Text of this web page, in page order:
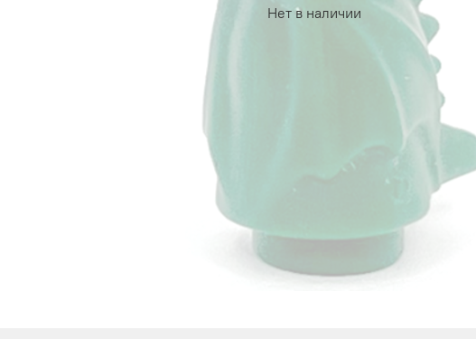
Нет в наличии